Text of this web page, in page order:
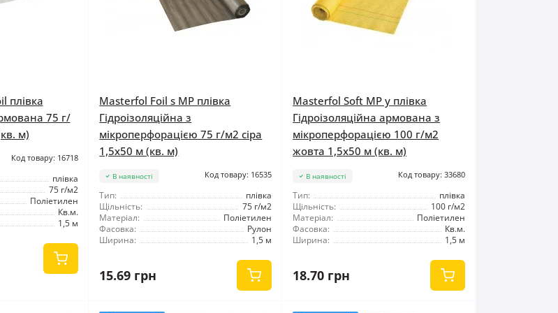
плівка
75 г/
м)
Код товару: 16718
плівка
75 г/м2
Поліетилен
Кв.м.
1,5 м
Masterfol Foil s MP плівка
Гідроізоляційна з
мікроперфорацією 75 г/м2 сіра
1,5x50 м (кв. м)
В наявності Код товару: 16535
Тип:
плівка
Щільність:
75 г/м2
Матеріал:
Поліетилен
Фасовка:
Рулон
Ширина:
1,5 м
15.69 грн
Masterfol Soft MP y плівка
Гідроізоляційна армована з
мікроперфорацією 100 г/м2
жовта 1,5x50 м (кв. м)
В наявності Код товару: 33680
Тип:
плівка
Щільність:
100 г/м2
Матеріал:
Поліетилен
Фасовка:
Кв.м.
Ширина:
1,5 м
18.70 грн